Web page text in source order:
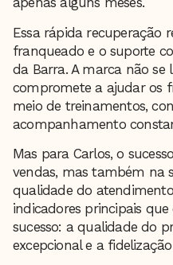
Essa rápida recuperação
franqueado e o suporte
da Barra. A marca não se
compromete a ajudar os
meio de treinamentos,
acompanhamento
Mas para Carlos, o
vendas, mas também na
qualidade do
indicadores principais
sucesso: a qualidade do
excepcional e a